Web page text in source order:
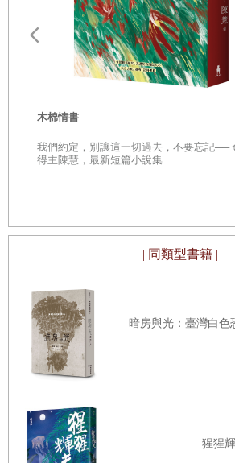
族」的帽子戴下去——你不是某某族嗎？那
嘛！——要是沒有呢？以偏概全不值得贊許
且說是以全概偏好了，同樣也很危險。抽
是被抽象迷惑，最嚴重的結果，大概是否
謂的「非我族類」，正是起於這種對生命經
這都是題外話，請讀者見諒。總之，調查
光旖旎，當然無庸置疑，但要是忽略了美
燼吧！
整理日月潭邵族的族群史，讓我見到了不
夫到臺灣，是否也見到了不同事物？這點
言；無論如何，日月潭確實成了我心裡小
木棉情書
我們約定，別讓這一切過去，不要忘記──
得主陳慧，最新短篇小說集
| 同類型書籍 |
暗房與光：臺灣白色
猩猩